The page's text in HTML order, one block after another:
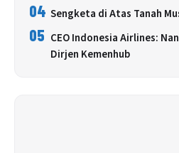
04 Sengketa di Atas Tanah
05 CEO Indonesia Airlines:
Dirjen Kemenhub